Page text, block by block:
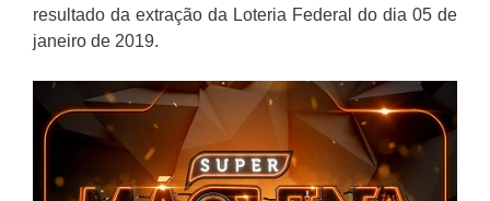
resultado da extração da Loteria Federal do dia 05 de
janeiro de 2019.